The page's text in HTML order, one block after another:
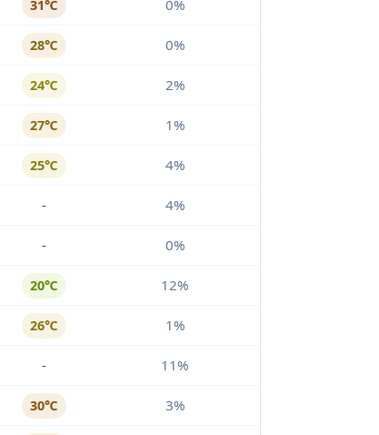
31℃ 0%
28℃ 0%
24℃ 2%
27℃ 1%
25℃ 4%
- 4%
- 0%
20℃ 12%
26℃ 1%
- 11%
30℃ 3%